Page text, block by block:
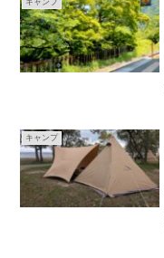
キャンプ
キャンプ